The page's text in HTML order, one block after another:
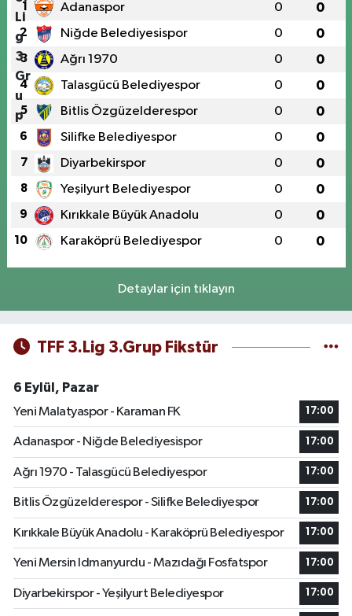
1 Adanaspor 0 0
2 Niğde Belediyesispor 0 0
3 Ağrı 1970 0 0
4 Talasgücü Belediyespor 0 0
5 Bitlis Özgüzelderespor 0 0
6 Silifke Belediyespor 0 0
7 Diyarbekirspor 0 0
8 Yeşilyurt Belediyespor 0 0
9 Kırıkkale Büyük Anadolu 0 0
10 Karaköprü Belediyespor 0 0
Detaylar için tıklayın
TFF 3.Lig 3.Grup Fikstür
6 Eylül, Pazar
Yeni Malatyaspor - Karaman FK
17:00
Adanaspor - Niğde Belediyesispor 17:00
Ağrı 1970 - Talasgücü Belediyespor 17:00
Bitlis Özgüzelderespor - Silifke Belediyespor 17:00
Kırıkkale Büyük Anadolu - Karaköprü Belediyespor 17:00
Yeni Mersin Idmanyurdu - Mazıdağı Fosfatspor 17:00
Diyarbekirspor - Yeşilyurt Belediyespor 17:00